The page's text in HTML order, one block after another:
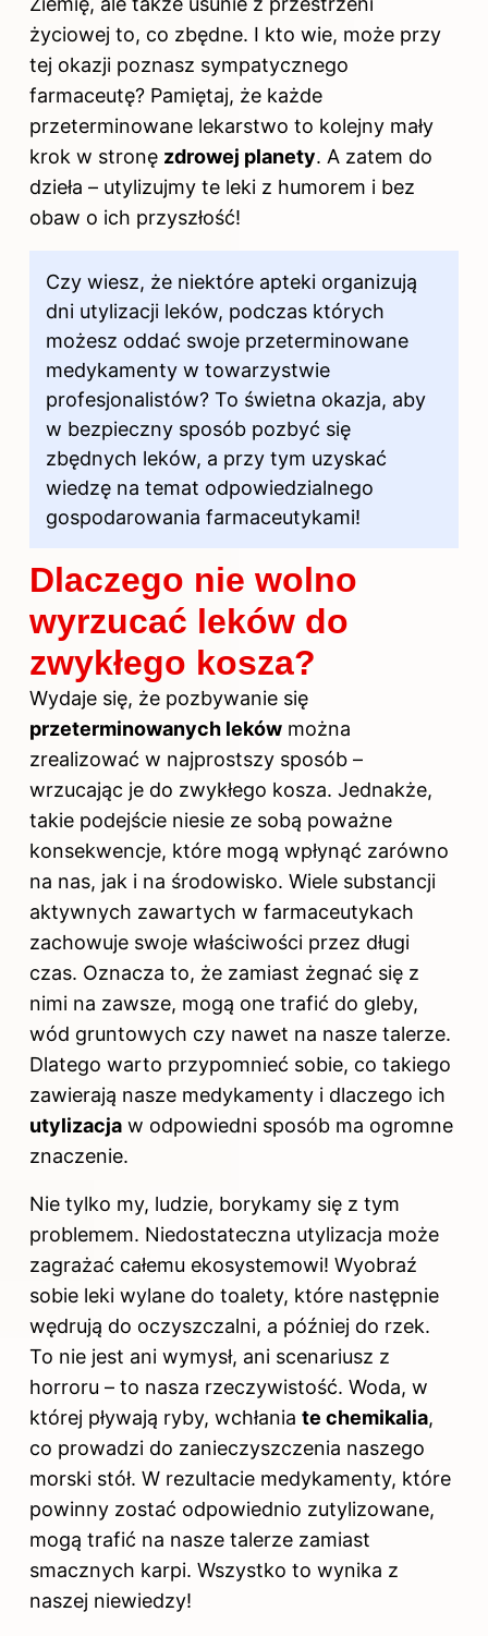
życiowej to, co zbędne. I kto wie, może przy
tej okazji poznasz sympatycznego
farmaceutę? Pamiętaj, że każde
przeterminowane lekarstwo to kolejny mały
krok w stronę zdrowej planety. A zatem do
dzieła – utylizujmy te leki z humorem i bez
obaw o ich przyszłość!
Czy wiesz, że niektóre apteki organizują
dni utylizacji leków, podczas których
możesz oddać swoje przeterminowane
medykamenty w towarzystwie
profesjonalistów? To świetna okazja, aby
w bezpieczny sposób pozbyć się
zbędnych leków, a przy tym uzyskać
wiedzę na temat odpowiedzialnego
gospodarowania farmaceutykami!
Dlaczego nie wolno
wyrzucać leków do
zwykłego kosza?
Wydaje się, że pozbywanie się
przeterminowanych leków można
zrealizować w najprostszy sposób –
wrzucając je do zwykłego kosza. Jednakże,
takie podejście niesie ze sobą poważne
konsekwencje, które mogą wpłynąć zarówno
na nas, jak i na środowisko. Wiele substancji
aktywnych zawartych w farmaceutykach
zachowuje swoje właściwości przez długi
czas. Oznacza to, że zamiast żegnać się z
nimi na zawsze, mogą one trafić do gleby,
wód gruntowych czy nawet na nasze talerze.
Dlatego warto przypomnieć sobie, co takiego
zawierają nasze medykamenty i dlaczego ich
utylizacja w odpowiedni sposób ma ogromne
znaczenie.
Nie tylko my, ludzie, borykamy się z tym
problemem. Niedostateczna utylizacja może
zagrażać całemu ekosystemowi! Wyobraź
sobie leki wylane do toalety, które następnie
wędrują do oczyszczalni, a później do rzek.
To nie jest ani wymysł, ani scenariusz z
horroru – to nasza rzeczywistość. Woda, w
której pływają ryby, wchłania te chemikalia,
co prowadzi do zanieczyszczenia naszego
morski stół. W rezultacie medykamenty, które
powinny zostać odpowiednio zutylizowane,
mogą trafić na nasze talerze zamiast
smacznych karpi. Wszystko to wynika z
naszej niewiedzy!